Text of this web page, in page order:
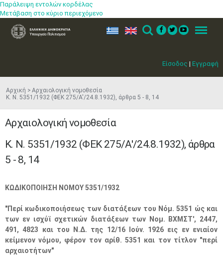
Παράλειψη εντολών κορδέλας
Μετάβαση στο κύριο περιεχόμενο
Είσοδος | Εγγραφή
ελ en Search Menu
Αρχική
Αρχαιολογική νομοθεσία
Κ. Ν. 5351/1932 (ΦEK 275/A'/24.8.1932), άρθρα 5 - 8, 14
Αρχαιολογική νομοθεσία
Κ. Ν. 5351/1932 (ΦEK 275/A'/24.8.1932), άρθρα
5 - 8, 14
ΚΩΔΙΚΟΠΟΙΗΣΗ ΝΟΜΟΥ 5351/1932
"Περί κωδικοποιήσεως των διατάξεων του Νόμ. 5351 ώς και
των εν ισχύϊ σχετικών διατάξεων των Νομ. ΒΧΜΣΤ', 2447,
491, 4823 και του Ν.Δ. της 12/16 Ιούν. 1926 εις εν ενιαίον
κείμενον νόμου, φέρον τον αρίθ. 5351 και τον τίτλον "περί
αρχαιοτήτων"